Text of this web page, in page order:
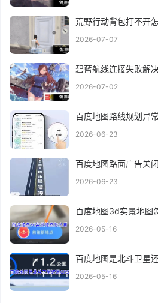
荒野行动背包打不开
2026-07-07
碧蓝航线连接失败解
2026-07-02
百度地图路线规划异
2026-06-23
百度地图路面广告关
2026-06-23
百度地图3d实景地图
2026-05-16
百度地图是北斗卫星
2026-05-16